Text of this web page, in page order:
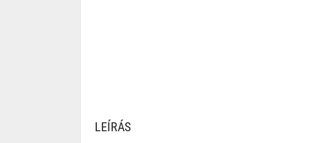
LEÍRÁS